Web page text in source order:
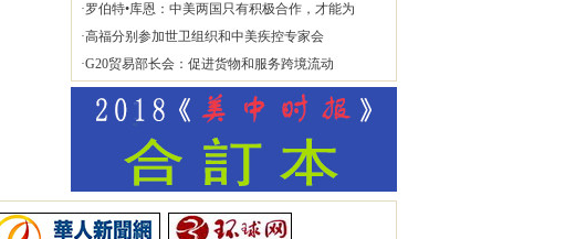
·罗伯特•库恩：中美两国只有积极合作，才能为
·高福分别参加世卫组织和中美疾控专家会
·G20贸易部长会：促进货物和服务跨境流动